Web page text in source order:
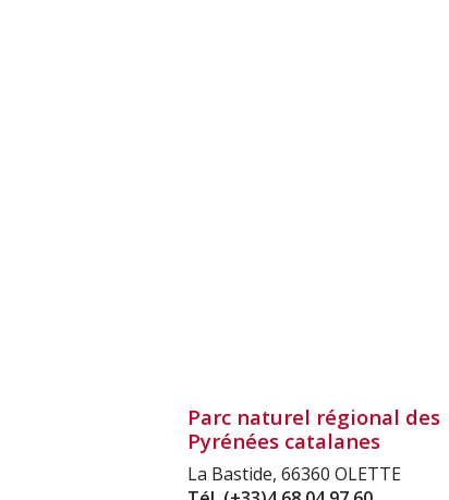
Parc naturel régional des
Pyrénées catalanes
La Bastide, 66360 OLETTE